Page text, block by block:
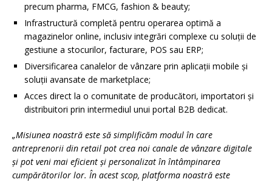
precum pharma, FMCG, fashion & beauty;
Infrastructură completă pentru operarea optimă a
magazinelor online, inclusiv integrări complexe cu soluții de
gestiune a stocurilor, facturare, POS sau ERP;
Diversificarea canalelor de vânzare prin aplicații mobile și
soluții avansate de marketplace;
Acces direct la o comunitate de producători, importatori și
distribuitori prin intermediul unui portal B2B dedicat.
„Misiunea noastră este să simplificăm modul în care
antreprenorii din retail pot crea noi canale de vânzare digitale
și pot veni mai eficient și personalizat în întâmpinarea
cumpărătorilor lor. În acest scop, platforma noastră este